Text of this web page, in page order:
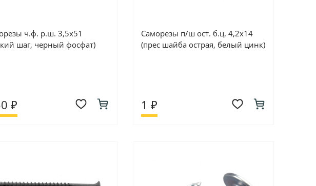
ч.ф. р.ш. 3,5х51
шаг, черный фосфат)
₽
Саморезы п/ш ост. б.ц. 4,2х14
(прес шайба острая, белый цинк)
1 ₽